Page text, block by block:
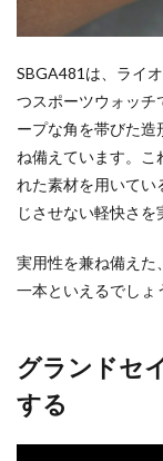
SBGA481は、ライ
つスポーツウォッチ
ープな角を帯びた
ね備えています。
れた素材を用いてい
じさせない軽快さを
実用性を兼ね備えた
一本といえるでしょ
グランドセ
する